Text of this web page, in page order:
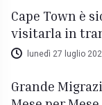
Cape Town è
visitarla in
lunedì 27 luglio
Grande